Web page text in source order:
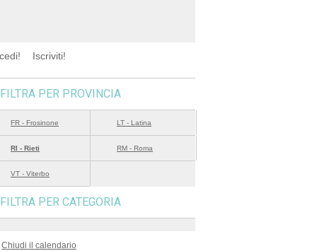
Iscriviti!
FILTRA PER PROVINCIA
FR - Frosinone LT - Latina
RI - Rieti RM - Roma
VT - Viterbo
FILTRA PER CATEGORIA
Chiudi il calendario